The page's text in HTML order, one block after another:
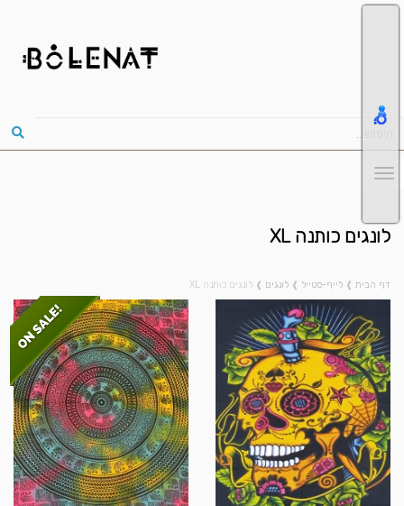
לונגים כותנה XL
דף הבית ❱ לייף-סטייל ❱ לונגים ❱ לונגים כותנה XL